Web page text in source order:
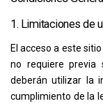
1. Limitaciones de
El acceso a este
no requiere previa
deberán utilizar la
cumplimiento de la